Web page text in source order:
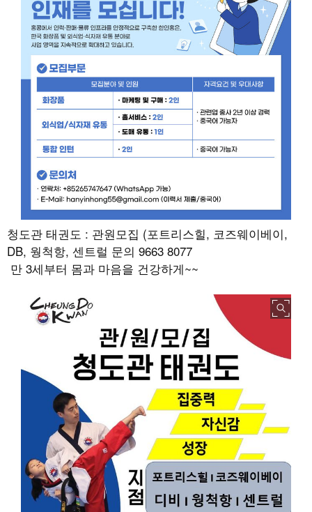
청도관 태권도 : 관원모집 (포트리스힐, 코즈웨이베이,
DB, 웡척항, 센트럴 문의 9663 8077
만 3세부터 몸과 마음을 건강하게~~